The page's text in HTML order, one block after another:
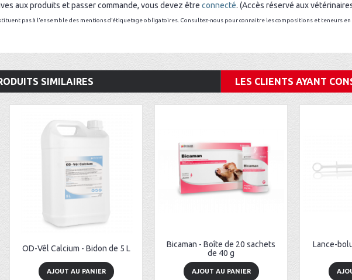
aux produits et passer commande, vous devez être connecté. (Accès réservé aux
pas à l’ensemble des mentions d’étiquetage obligatoires. Consultez-nous pour connaitre les compositions et teneurs
SIMILAIRES LES CLIENTS AYANT
OD-Vêl Calcium - Bidon de 5 L
AJOUT AU PANIER
Bicaman - Boîte de 20 sachets
de 40 g
AJOUT AU PANIER
Lance-